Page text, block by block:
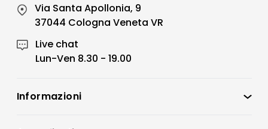
Via Santa Apollonia, 9
37044 Cologna Veneta VR
Live chat
Lun-Ven 8.30 - 19.00
Informazioni